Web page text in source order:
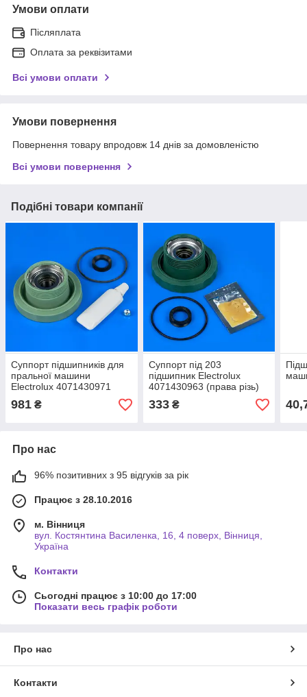
Умови оплати
Післяплата
Оплата за реквізитами
Всі умови оплати
Умови повернення
Повернення товару впродовж 14 днів за домовленістю
Всі умови повернення
Подібні товари компанії
Суппорт підшипників для
пральної машини
Electrolux 4071430971
Original
981 ₴
Суппорт під 203
підшипник Electrolux
4071430963 (права різь)
SKL
333₴
Про нас
96% позитивних з 95 відгуків за рік
Працює з 28.10.2016
м. Вінниця
вул. Костянтина Василенка, 16, 4 поверх, Вінниця,
Україна
Контакти
Сьогодні працює з 10:00 до 17:00
Показати весь графік роботи
Про нас
Контакти